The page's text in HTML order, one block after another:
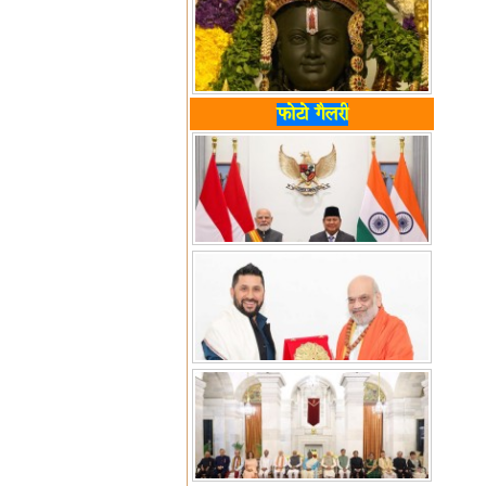
फोटो गैलरी